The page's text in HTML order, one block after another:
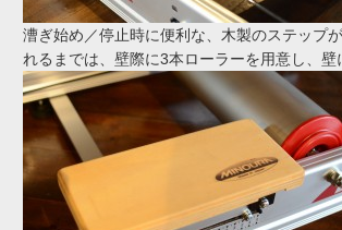
漕ぎ始め／停止時に便利な、木製のステップ
れるまでは、壁際に3本ローラーを用意し、